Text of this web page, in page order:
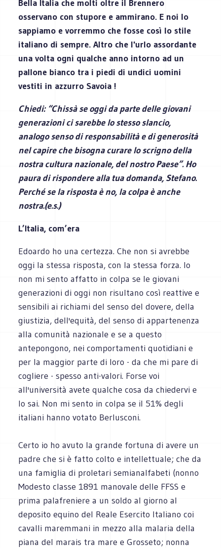
Bella Italia che molti oltre il Brennero
osservano con stupore e ammirano. E noi lo
sappiamo e vorremmo che fosse così lo stile
italiano di sempre. Altro che l'urlo assordante
una volta ogni qualche anno intorno ad un
pallone bianco tra i piedi di undici uomini
vestiti in azzurro Savoia !
Chiedi: “Chissà se oggi da parte delle giovani
generazioni ci sarebbe lo stesso slancio,
analogo senso di responsabilità e di generosità
nel capire che bisogna curare lo scrigno della
nostra cultura nazionale, del nostro Paese”. Ho
paura di rispondere alla tua domanda, Stefano.
Perché se la risposta è no, la colpa è anche
nostra.(e.s.)
L’Italia, com’era
Edoardo ho una certezza. Che non si avrebbe
oggi la stessa risposta, con la stessa forza. Io
non mi sento affatto in colpa se le giovani
generazioni di oggi non risultano così reattive e
sensibili ai richiami del senso del dovere, della
giustizia, dell'equità, del senso di appartenenza
alla comunità nazionale e se a questo
antepongono, nei comportamenti quotidiani e
per la maggior parte di loro - da che mi pare di
cogliere - spesso anti-valori. Forse voi
all'università avete qualche cosa da chiedervi e
lo sai. Non mi sento in colpa se il 51% degli
italiani hanno votato Berlusconi.
Certo io ho avuto la grande fortuna di avere un
padre che si è fatto colto e intellettuale; che da
una famiglia di proletari semianalfabeti (nonno
Modesto classe 1891 manovale delle FFSS e
prima palafreniere a un soldo al giorno al
deposito equino del Reale Esercito Italiano coi
cavalli maremmani in mezzo alla malaria della
piana del marais tra mare e Grosseto; nonna